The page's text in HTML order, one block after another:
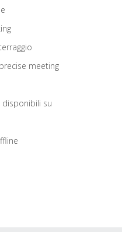
meeting
disponibili su